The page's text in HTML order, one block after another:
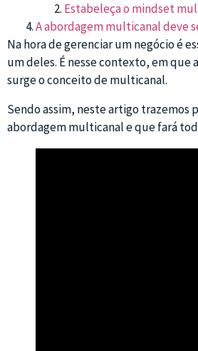
Estabeleça o mindset
A abordagem multicanal deve
Na hora de gerenciar um negócio é
um deles. É nesse contexto, em
surge o conceito de multicanal.
Sendo assim, neste artigo trazemos
abordagem multicanal e que fará